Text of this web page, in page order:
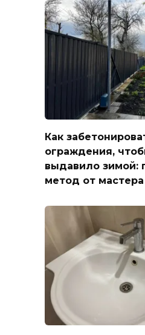
Как
ограждения,
выдавило зимой:
метод от мастера